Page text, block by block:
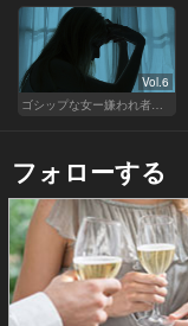
Vol.6
フォローする